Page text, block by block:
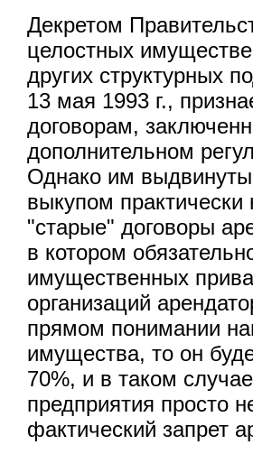
Декретом
целостных
других структурных
13 мая 1993 г.,
договорам,
дополнительном
Однако им
выкупом
"старые" договоры
в котором
имущественных
организаций
прямом понимании
имущества, то он
70%, и в таком
предприятия просто
фактический запрет